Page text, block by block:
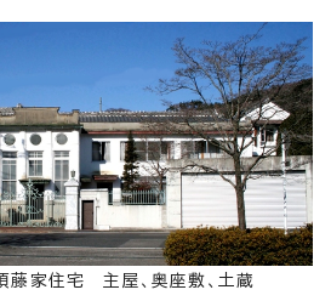
藤家住宅 主屋、奥座敷、土蔵